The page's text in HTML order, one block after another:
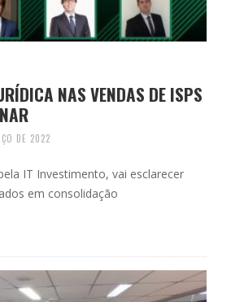
NAS VENDAS DE ISPS
DE 2022
IT Investimento, vai esclarecer
em consolidação